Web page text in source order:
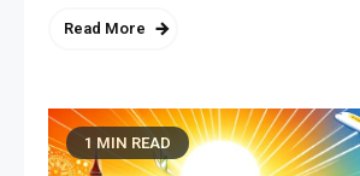
Read More
1 MIN READ